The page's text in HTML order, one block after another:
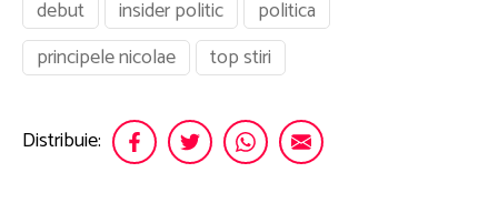
debut
insider politic
politica
principele nicolae
top stiri
Distribuie: